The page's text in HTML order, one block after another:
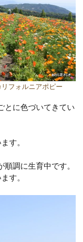
フォルニアポピー
とに色づいてきてい
す。
調に生育中です。
す。